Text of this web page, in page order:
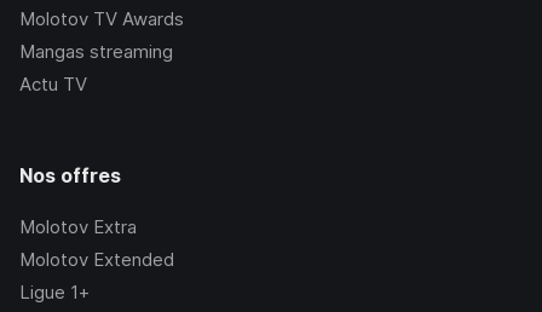
Molotov TV Awards
Mangas streaming
Actu TV
Nos offres
Molotov Extra
Molotov Extended
Ligue 1+